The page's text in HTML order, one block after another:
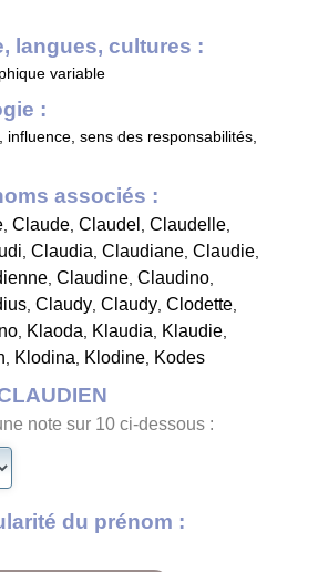
langues, cultures :
variable
:
influence, sens des responsabilités,
associés :
, Claude, Claudel , Claudelle,
, Claudia, Claudiane, Claudie,
, Claudine, Claudino,
, Claudy, Claudy, Clodette,
, Klaoda, Klaudia, Klaudie,
, Klodina, Klodine, Kodes
note sur 10 ci-dessous :
du prénom :